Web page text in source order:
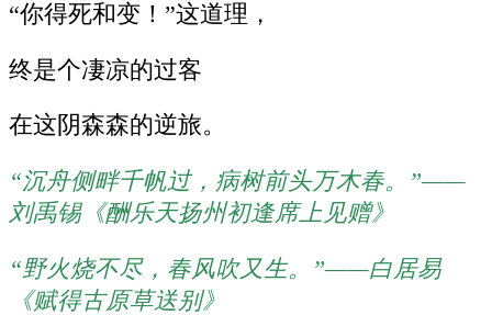
“你得死和变！”这道理，
终是个凄凉的过客
在这阴森森的逆旅。
“沉舟侧畔千帆过，病树前头万木春。”——
刘禹锡《酬乐天扬州初逢席上见赠》
“野火烧不尽，春风吹又生。”——白居易
《赋得古原草送别》